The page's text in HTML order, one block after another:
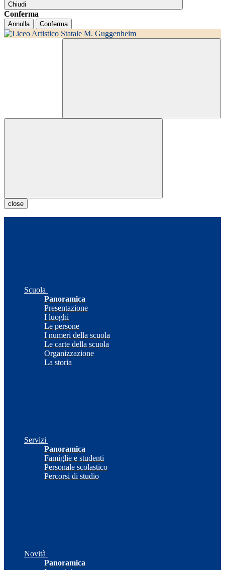
Chiudi
Conferma
Annulla Conferma
close
Scuola
Panoramica
Presentazione
I luoghi
Le persone
I numeri della scuola
Le carte della scuola
Organizzazione
La storia
Servizi
Panoramica
Famiglie e studenti
Personale scolastico
Percorsi di studio
Novità
Panoramica